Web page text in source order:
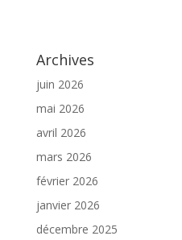
Archives
juin 2026
mai 2026
avril 2026
mars 2026
février 2026
janvier 2026
décembre 2025